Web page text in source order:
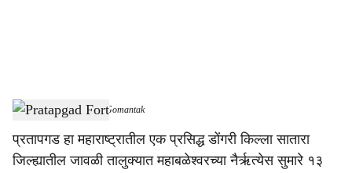
a
Pratapgad Fort-Dainik Gomantak
प्रतापगड हा महाराष्ट्रातील एक प्रसिद्ध डोंगरी किल्ला सातारा
जिल्ह्यातील जावळी तालुक्यात महाबळेश्वरच्या नैर्ऋत्येस सुमारे १३